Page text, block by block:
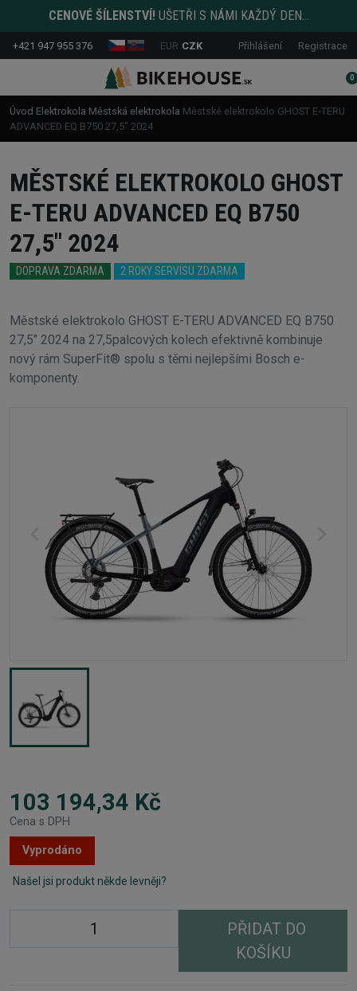
CENOVÉ ŠÍLENSTVÍ! UŠETŘI S NÁMI KAŽDÝ DEN...
+421 947 955 376 EUR CZK Přihlášení Registrace
0
Úvod Elektrokola Městská elektrokola Městské elektrokolo GHOST E-TERU
ADVANCED EQ B750 27,5" 2024
MĚSTSKÉ ELEKTROKOLO GHOST
E-TERU ADVANCED EQ B750
27,5" 2024
DOPRAVA ZDARMA 2 ROKY SERVISU ZDARMA
Městské elektrokolo GHOST E-TERU ADVANCED EQ B750
27,5" 2024 na 27,5palcových kolech efektivně kombinuje
nový rám SuperFit® spolu s těmi nejlepšími Bosch e-
komponenty.
103 194,34 Kč
Cena s DPH
Vyprodáno
Našel jsi produkt někde levněji?
PŘIDAT DO
KOŠÍKU